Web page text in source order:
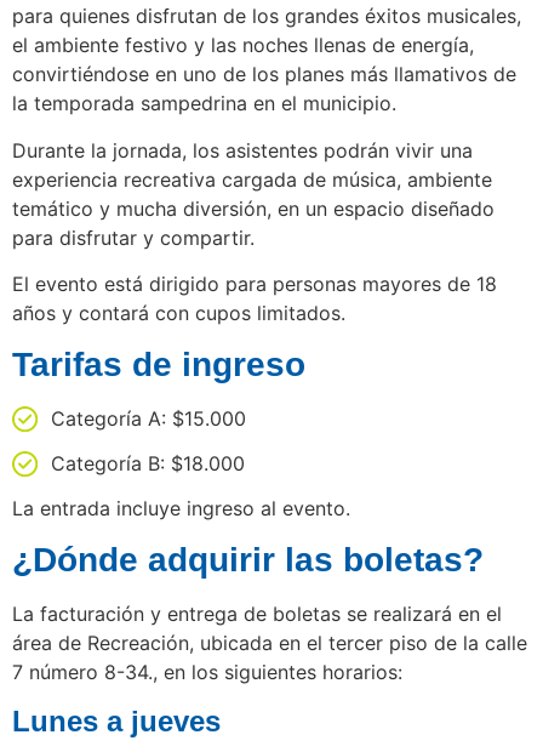
para quienes disfrutan de los grandes éxitos musicales,
el ambiente festivo y las noches llenas de energía,
convirtiéndose en uno de los planes más llamativos de
la temporada sampedrina en el municipio.
Durante la jornada, los asistentes podrán vivir una
experiencia recreativa cargada de música, ambiente
temático y mucha diversión, en un espacio diseñado
para disfrutar y compartir.
El evento está dirigido para personas mayores de 18
años y contará con cupos limitados.
Tarifas de ingreso
Categoría A: $15.000
Categoría B: $18.000
La entrada incluye ingreso al evento.
¿Dónde adquirir las boletas?
La facturación y entrega de boletas se realizará en el
área de Recreación, ubicada en el tercer piso de la calle
7 número 8-34., en los siguientes horarios:
Lunes a jueves